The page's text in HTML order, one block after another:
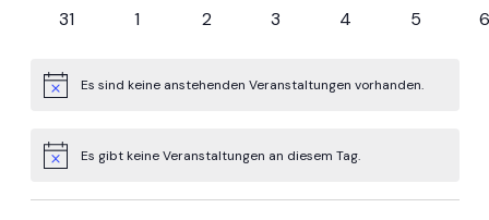
0
31
01
0
2
0
3
0
4
0
5
HinweisEs sind keine anstehenden Veranstaltungen vorhanden.
HinweisEs gibt keine Veranstaltungen an diesem Tag.